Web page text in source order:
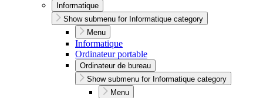
Informatique
Show submenu for Informatique category
Menu
Informatique
Ordinateur portable
Ordinateur de bureau
Show submenu for Informatique category
Menu